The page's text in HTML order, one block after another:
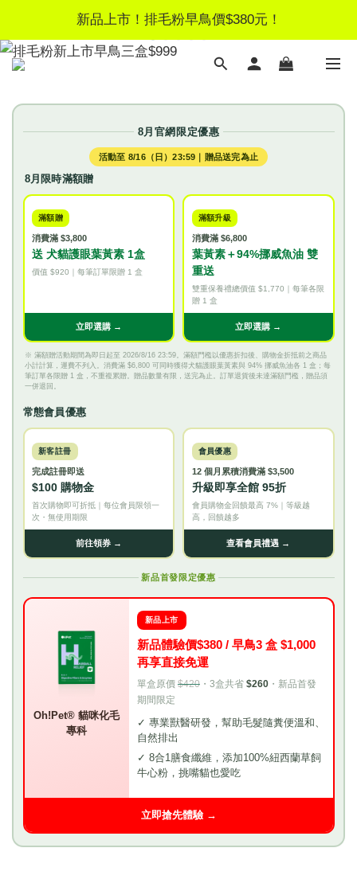
新品上市！排毛粉早鳥價$380元！
新品上市！排毛粉早鳥價$380元！
新客獨享！註冊領$100元優惠券
新品上市！排毛粉早鳥價$380元！
8月官網限定優惠
活動至 8/16（日）23:59｜贈品送完為止
8月限時滿額贈
滿額贈
消費滿 $3,800
送 犬貓護眼葉黃素 1盒
價值 $920｜每筆訂單限贈 1 盒
立即選購 →
滿額升級
消費滿 $6,800
葉黃素＋94%挪威魚油 雙
重送
雙重保養禮總價值 $1,770｜每筆各限
贈 1 盒
立即選購 →
※ 滿額贈活動期間為即日起至 2026/8/16 23:59。滿額門檻以優惠折扣後、購物金折抵前之商品
小計計算，運費不列入。消費滿 $6,800 可同時獲得犬貓護眼葉黃素與 94% 挪威魚油各 1 盒；每
筆訂單各限贈 1 盒，不重複累贈。贈品數量有限，送完為止。訂單退貨後未達滿額門檻，贈品須
一併退回。
常態會員優惠
新客註冊
完成註冊即送
$100 購物金
首次購物即可折抵｜每位會員限領一
次・無使用期限
前往領券 →
會員優惠
12 個月累積消費滿 $3,500
升級即享全館 95折
會員購物金回饋最高 7%｜等級越
高，回饋越多
查看會員禮遇 →
新品首發限定優惠
Oh!Pet® 貓咪化毛
專科
新品上市
新品體驗價$380 / 早鳥3 盒 $1,000
再享直接免運
單盒原價 $420・3盒共省 $260・新品首發
期間限定
✓ 專業獸醫研發，幫助毛髮隨糞便溫和、
自然排出
✓ 8合1膳食纖維，添加100%紐西蘭草飼
牛心粉，挑嘴貓也愛吃
立即搶先體驗 →